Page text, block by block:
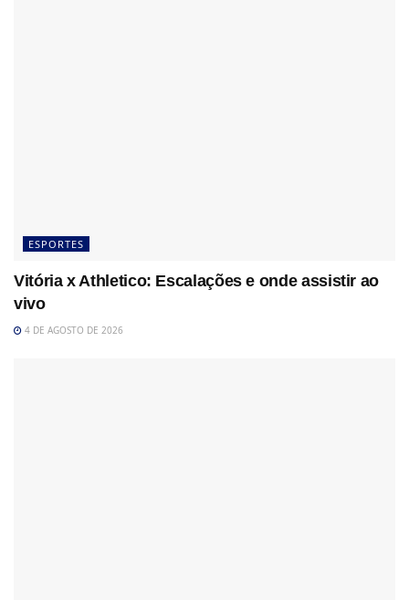
ESPORTES
Vitória x Athletico: Escalações e onde assistir ao
vivo
4 DE AGOSTO DE 2026